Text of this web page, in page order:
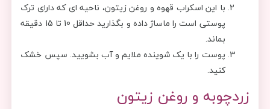
با این اسکراب قهوه و روغن زیتون، ناحیه ‌ای که دارای ترک
پوستی است را ماساژ داده و بگذارید حداقل 10 تا 15 دقیقه
بماند.
پوست را با یک شوینده ملایم و آب بشویید. سپس خشک
کنید.
زردچوبه و روغن زیتون